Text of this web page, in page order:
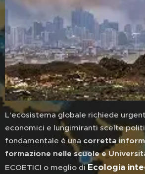
L'ecosistema globale richiede
economici e lungimiranti scelte
fondamentale è una corretta
formazione nelle scuole e
ECOETICI o meglio diEcologia